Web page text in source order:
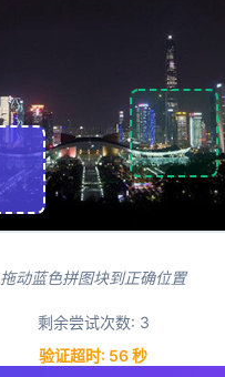
拖动蓝色拼图块到正确位置
剩余尝试次数: 3
验证超时: 56秒